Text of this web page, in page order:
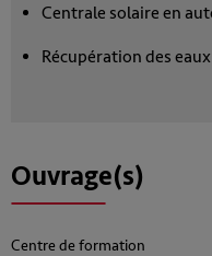
Centrale solaire en
Récupération des
Ouvrage(s)
Centre de formation